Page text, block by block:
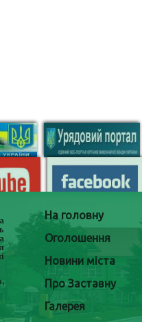
На головну
Оголошення
Новини міста
Про Заставну
Галерея